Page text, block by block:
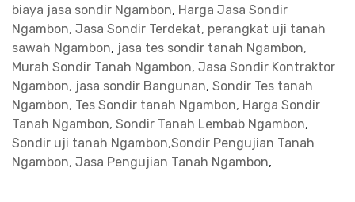
biaya jasa sondir Ngambon, Harga Jasa Sondir
Ngambon, Jasa Sondir Terdekat, perangkat uji tanah
sawah Ngambon, jasa tes sondir tanah Ngambon,
Murah Sondir Tanah Ngambon, Jasa Sondir Kontraktor
Ngambon, jasa sondir Bangunan, Sondir Tes tanah
Ngambon, Tes Sondir tanah Ngambon, Harga Sondir
Tanah Ngambon, Sondir Tanah Lembab Ngambon,
Sondir uji tanah Ngambon,Sondir Pengujian Tanah
Ngambon, Jasa Pengujian Tanah Ngambon,